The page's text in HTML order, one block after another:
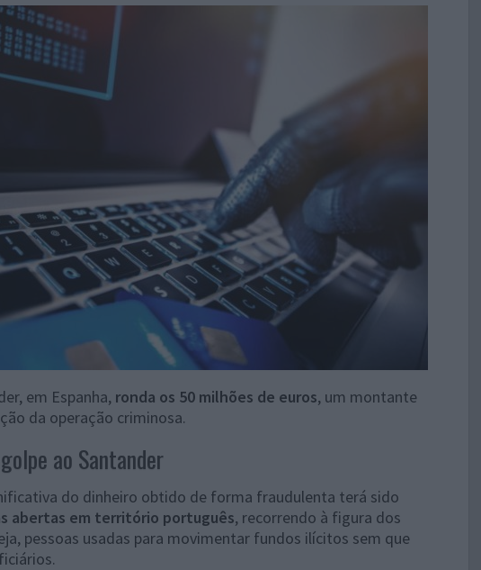
em Espanha, ronda os 50 milhões de euros, um montante
da operação criminosa.
ao Santander
do dinheiro obtido de forma fraudulenta terá sido
abertas em território português, recorrendo à figura dos
pessoas usadas para movimentar fundos ilícitos sem que